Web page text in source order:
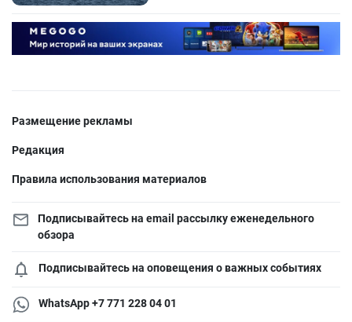
Размещение рекламы
Редакция
Правила использования материалов
Подписывайтесь на email рассылку еженедельного
обзора
Подписывайтесь на оповещения о важных событиях
WhatsApp +7 771 228 04 01